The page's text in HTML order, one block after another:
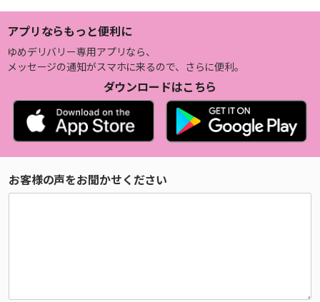
アプリならもっと便利に
ゆめデリバリー専用アプリなら、
メッセージの通知がスマホに来るので、さらに便利。
ダウンロードはこちら
お客様の声をお聞かせください